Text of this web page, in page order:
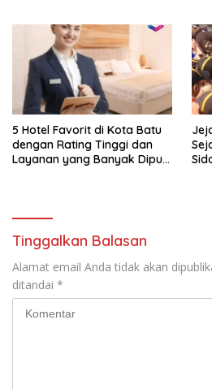
5 Hotel Favorit di Kota Batu
dengan Rating Tinggi dan
Layanan yang Banyak Dipuji
Tinggalkan Balasan
Alamat email Anda tidak akan
ditandai *